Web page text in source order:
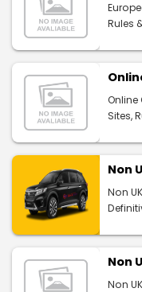
Rules
Online
Sites,
Non
Non
Non
Non